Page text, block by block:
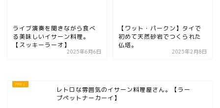
ライブ演奏を聞きながら食べ
る美味しいイサーン料理。
【スッキーラーオ】
2025年6月6日
【ワット・パークン】タイで
初めて天然砂岩でつくられた
仏塔。
2025年2月8日
レトロな雰囲気のイサーン料理屋さん。【ラー
プペットナーカーイ】